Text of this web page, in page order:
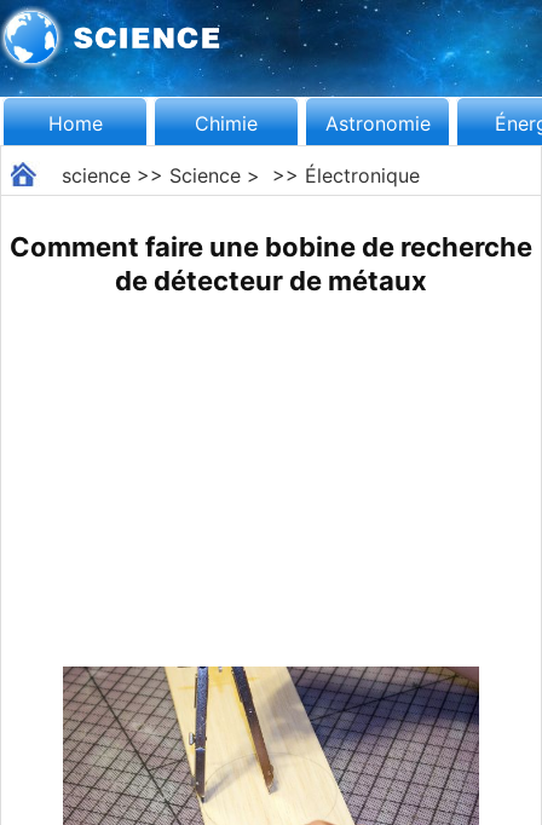
Home Chimie Astronomie
science>> Science> >> Électronique
Comment faire une bobine de recherche
de détecteur de métaux